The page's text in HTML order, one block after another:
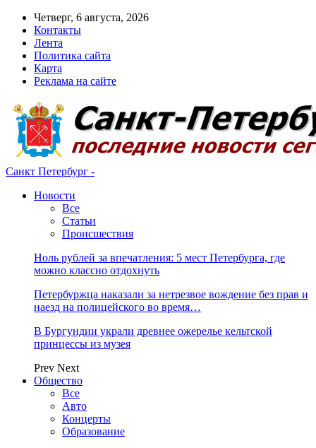
Четверг, 6 августа, 2026
Контакты
Лента
Политика сайта
Карта
Реклама на сайте
Санкт Петербург -
Новости
Все
Статьи
Происшествия
Ноль рублей за впечатления: 5 мест Петербурга, где
можно классно отдохнуть
Петербуржца наказали за нетрезвое вождение без прав и
наезд на полицейского во время…
В Бургундии украли древнее ожерелье кельтской
принцессы из музея
Prev Next
Общество
Все
Авто
Концерты
Образование